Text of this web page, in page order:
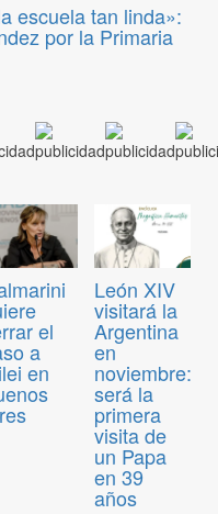
escuela tan linda»:
por la Primaria
el
a
en
León XIV
visitará la
Argentina
en
noviembre:
será la
primera
visita de
un Papa
en 39
años